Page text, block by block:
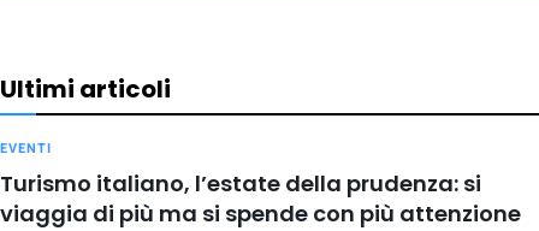
Ultimi articoli
EVENTI
Turismo italiano, l’estate della prudenza: si
viaggia di più ma si spende con più attenzione